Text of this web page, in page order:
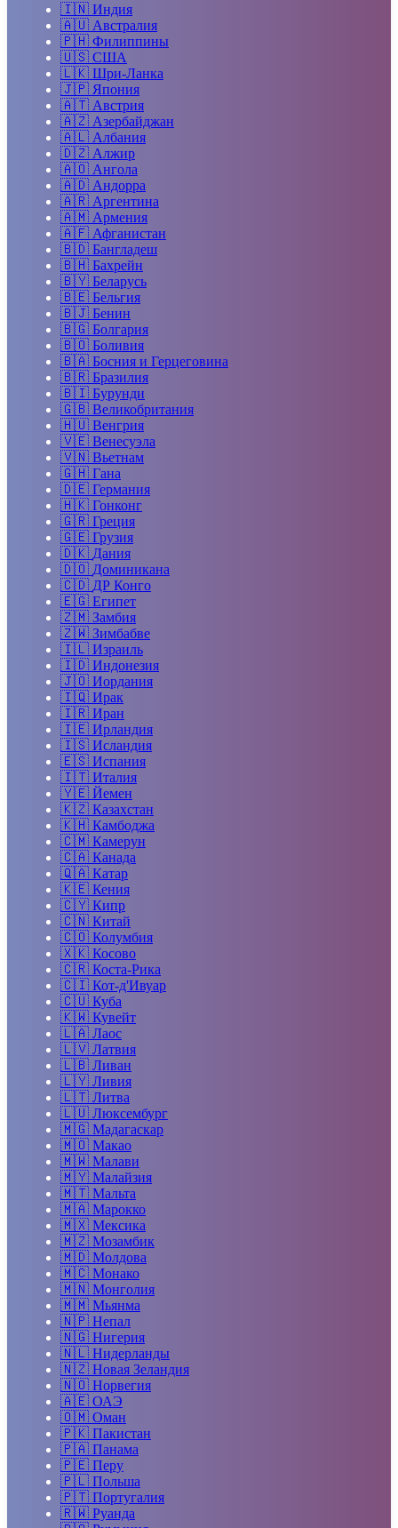
🇮🇳 Индия
🇦🇺 Австралия
🇵🇭 Филиппины
🇺🇸 США
🇱🇰 Шри-Ланка
🇯🇵 Япония
🇦🇹 Австрия
🇦🇿 Азербайджан
🇦🇱 Албания
🇩🇿 Алжир
🇦🇴 Ангола
🇦🇩 Андорра
🇦🇷 Аргентина
🇦🇲 Армения
🇦🇫 Афганистан
🇧🇩 Бангладеш
🇧🇭 Бахрейн
🇧🇾 Беларусь
🇧🇪 Бельгия
🇧🇯 Бенин
🇧🇬 Болгария
🇧🇴 Боливия
🇧🇦 Босния и Герцеговина
🇧🇷 Бразилия
🇧🇮 Бурунди
🇬🇧 Великобритания
🇭🇺 Венгрия
🇻🇪 Венесуэла
🇻🇳 Вьетнам
🇬🇭 Гана
🇩🇪 Германия
🇭🇰 Гонконг
🇬🇷 Греция
🇬🇪 Грузия
🇩🇰 Дания
🇩🇴 Доминикана
🇨🇩 ДР Конго
🇪🇬 Египет
🇿🇲 Замбия
🇿🇼 Зимбабве
🇮🇱 Израиль
🇮🇩 Индонезия
🇯🇴 Иордания
🇮🇶 Ирак
🇮🇷 Иран
🇮🇪 Ирландия
🇮🇸 Исландия
🇪🇸 Испания
🇮🇹 Италия
🇾🇪 Йемен
🇰🇿 Казахстан
🇰🇭 Камбоджа
🇨🇲 Камерун
🇨🇦 Канада
🇶🇦 Катар
🇰🇪 Кения
🇨🇾 Кипр
🇨🇳 Китай
🇨🇴 Колумбия
🇽🇰 Косово
🇨🇷 Коста-Рика
🇨🇮 Кот-д'Ивуар
🇨🇺 Куба
🇰🇼 Кувейт
🇱🇦 Лаос
🇱🇻 Латвия
🇱🇧 Ливан
🇱🇾 Ливия
🇱🇹 Литва
🇱🇺 Люксембург
🇲🇬 Мадагаскар
🇲🇴 Макао
🇲🇼 Малави
🇲🇾 Малайзия
🇲🇹 Мальта
🇲🇦 Марокко
🇲🇽 Мексика
🇲🇿 Мозамбик
🇲🇩 Молдова
🇲🇨 Монако
🇲🇳 Монголия
🇲🇲 Мьянма
🇳🇵 Непал
🇳🇬 Нигерия
🇳🇱 Нидерланды
🇳🇿 Новая Зеландия
🇳🇴 Норвегия
🇦🇪 ОАЭ
🇴🇲 Оман
🇵🇰 Пакистан
🇵🇦 Панама
🇵🇪 Перу
🇵🇱 Польша
🇵🇹 Португалия
🇷🇼 Руанда